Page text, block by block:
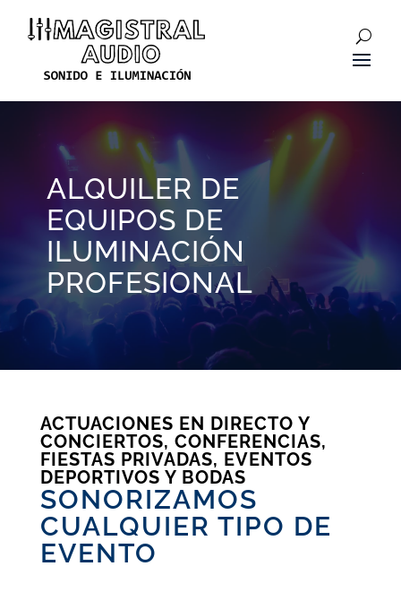
content
ALQUILER DE
EQUIPOS DE
ILUMINACIÓN
PROFESIONAL
ACTUACIONES EN DIRECTO Y
CONCIERTOS, CONFERENCIAS,
FIESTAS PRIVADAS, EVENTOS
DEPORTIVOS Y BODAS
SONORIZAMOS
CUALQUIER TIPO DE
EVENTO